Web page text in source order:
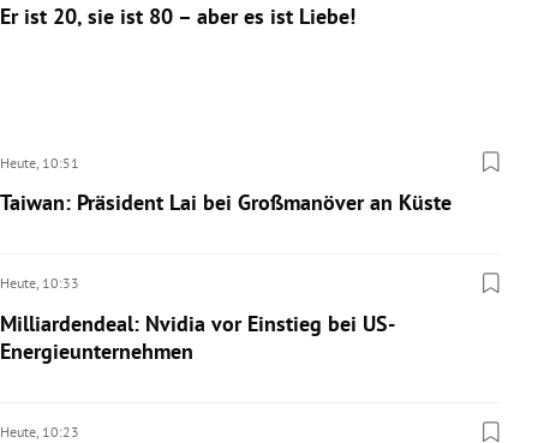
Er ist 20, sie ist 80 – aber es ist Liebe!
Heute, 10:51
Taiwan: Präsident Lai bei Großmanöver an Küste
Heute, 10:33
Milliardendeal: Nvidia vor Einstieg bei US-
Energieunternehmen
Heute, 10:23